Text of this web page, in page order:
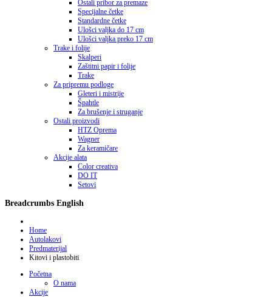
Ostali pribor za premaze
Specijalne četke
Standardne četke
Ulošci valjka do 17 cm
Ulošci valjka preko 17 cm
Trake i folije
Skalperi
Zaštitni papir i folije
Trake
Za pripremu podloge
Gleteri i mistrije
Špahtle
Za brušenje i struganje
Ostali proizvodi
HTZ Oprema
Wagner
Za keramičare
Akcije alata
Color creativa
DO IT
Setovi
Breadcrumbs English
Home
Autolakovi
Predmaterijal
Kitovi i plastobiti
Početna
O nama
Akcije